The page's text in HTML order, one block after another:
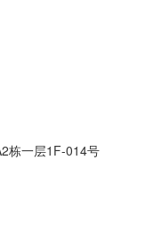
栋一层1F-014号